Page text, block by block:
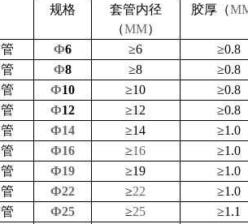
规格 套管内径
（MM）
胶厚（
Ф6 ≥6 ≥0.8
Ф8 ≥8 ≥0.8
Ф10 ≥10 ≥0.8
Ф12 ≥12 ≥0.8
Ф14 ≥14 ≥1.0
Ф16 ≥16 ≥1.0
Ф19 ≥19 ≥1.0
Ф22 ≥22 ≥1.0
Ф25 ≥25 ≥1.1